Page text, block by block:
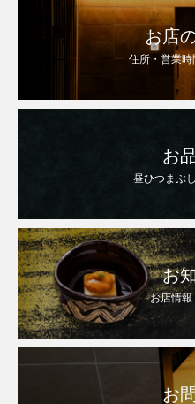
お店
住所・営業
お
昼ひつまぶ
お
お店情報
お